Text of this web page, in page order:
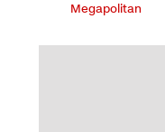
Megapolitan